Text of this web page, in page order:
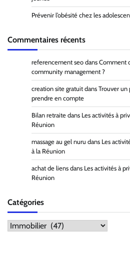
Prévenir l’obésité chez les
Commentaires récents
referencement seo dans Comment
community management ?
creation site gratuit dans Trouver un
prendre en compte
Bilan retraite dans Les activités à
Réunion
massage au gel nuru dans Les
à la Réunion
achat de liens dans Les activités à
Réunion
Catégories
Catégories